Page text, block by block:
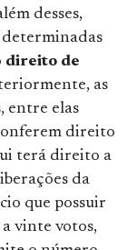
desses,
direito de
as
entre elas
direito
terá direito a
da
que possuir
vinte votos,